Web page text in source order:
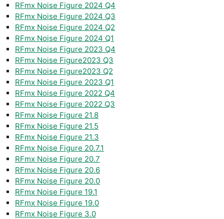
RFmx Noise Figure 2024 Q4
RFmx Noise Figure 2024 Q3
RFmx Noise Figure 2024 Q2
RFmx Noise Figure 2024 Q1
RFmx Noise Figure 2023 Q4
RFmx Noise Figure2023 Q3
RFmx Noise Figure2023 Q2
RFmx Noise Figure 2023 Q1
RFmx Noise Figure 2022 Q4
RFmx Noise Figure 2022 Q3
RFmx Noise Figure 21.8
RFmx Noise Figure 21.5
RFmx Noise Figure 21.3
RFmx Noise Figure 20.7.1
RFmx Noise Figure 20.7
RFmx Noise Figure 20.6
RFmx Noise Figure 20.0
RFmx Noise Figure 19.1
RFmx Noise Figure 19.0
RFmx Noise Figure 3.0